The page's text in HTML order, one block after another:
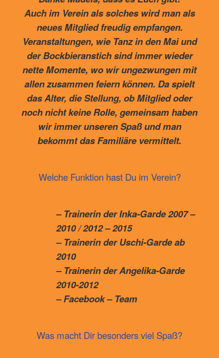
Auch im Verein als solches wird man als
neues Mitglied freudig empfangen.
Veranstaltungen, wie Tanz in den Mai und
der Bockbieranstich sind immer wieder
nette Momente, wo wir ungezwungen mit
allen zusammen feiern können. Da spielt
das Alter, die Stellung, ob Mitglied oder
noch nicht keine Rolle, gemeinsam haben
wir immer unseren Spaß und man
bekommt das Familiäre vermittelt.
Welche Funktion hast Du im Verein?
– Trainerin der Inka-Garde 2007 –
2010 / 2012 – 2015
– Trainerin der Uschi-Garde ab
2010
– Trainerin der Angelika-Garde
2010-2012
– Facebook – Team
Was macht Dir besonders viel Spaß?